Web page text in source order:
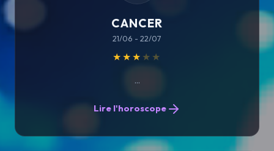
CANCER
21/06 - 22/07
★★★ ★★
...
Lire l'horoscope